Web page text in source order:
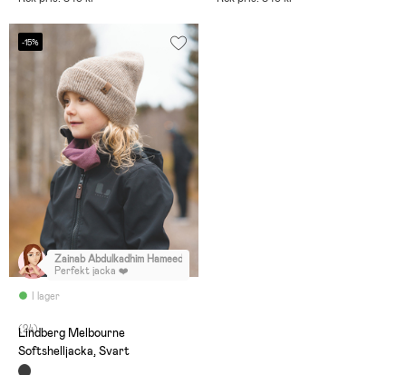
-15%
I lager
Zainab Abdulkadhim Hameed
Perfekt jacka ❤️
(24)
Lindberg Melbourne
Softshelljacka, Svart